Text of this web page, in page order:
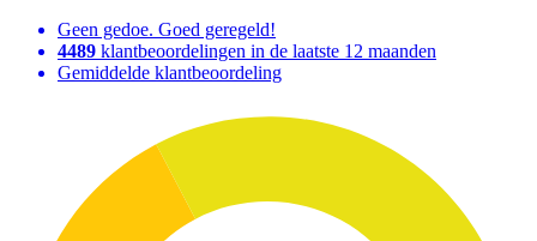
Geen gedoe. Goed geregeld!
4489 klantbeoordelingen in de laatste 12 maanden
Gemiddelde klantbeoordeling